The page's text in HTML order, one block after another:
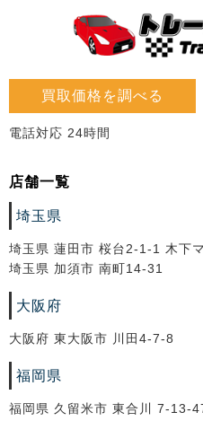
買取価格を調べる
電話対応 24時間
店舗一覧
埼玉県
埼玉県 蓮田市 桜台2-1-1 木下
埼玉県 加須市 南町14-31
大阪府
大阪府 東大阪市 川田4-7-8
福岡県
福岡県 久留米市 東合川 7-13-